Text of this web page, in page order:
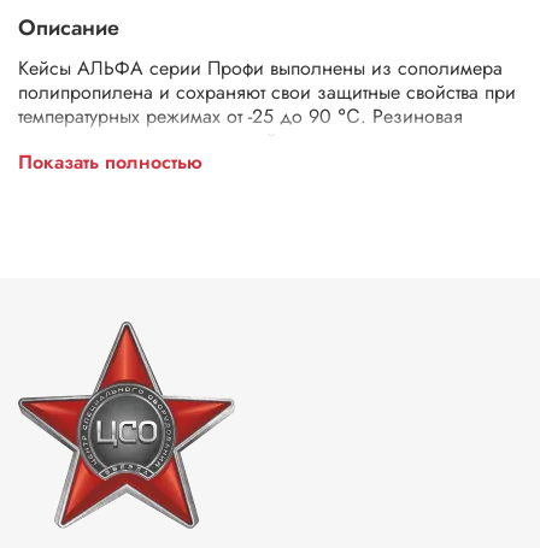
Описание
Кейсы АЛЬФА серии Профи выполнены из сополимера
полипропилена и сохраняют свои защитные свойства при
температурных режимах от -25 до 90 ℃. Резиновая
прокладка делает данные кейсы герметичными и
водонепроницаемыми. На всех моделях имеется клапан
Показать полностью